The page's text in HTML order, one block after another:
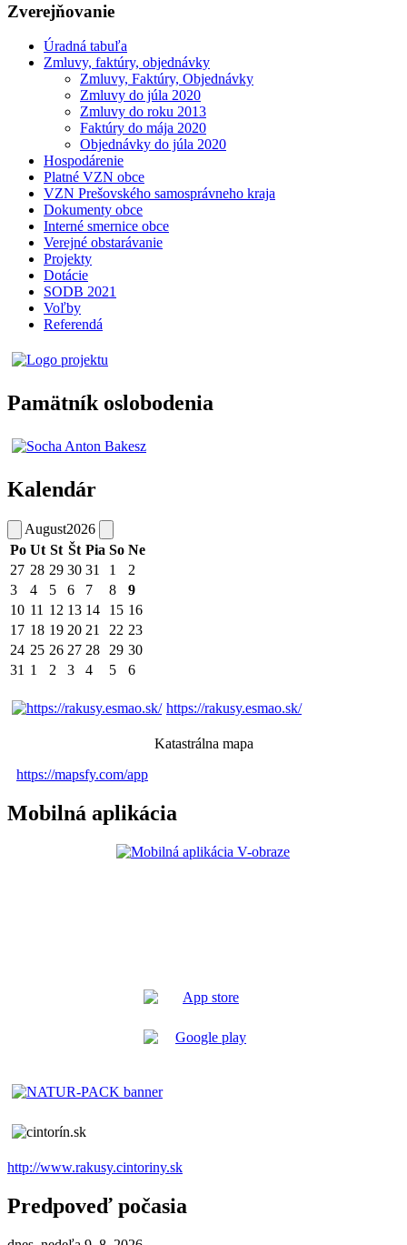
Zverejňovanie
Úradná tabuľa
Zmluvy, faktúry, objednávky
Zmluvy, Faktúry, Objednávky
Zmluvy do júla 2020
Zmluvy do roku 2013
Faktúry do mája 2020
Objednávky do júla 2020
Hospodárenie
Platné VZN obce
VZN Prešovského samosprávneho kraja
Dokumenty obce
Interné smernice obce
Verejné obstarávanie
Projekty
Dotácie
SODB 2021
Voľby
Referendá
Pamätník oslobodenia
Kalendár
August2026
Po Ut St Št Pia So Ne
27 28 29 30 31 1
2
3
4 5 6 7 8
9
10 11 12 13 14 15 16
17 18 19 20 21 22 23
24 25 26 27 28 29 30
31 1 2 3 4 5 6
https://rakusy.esmao.sk/
Katastrálna mapa
https://mapsfy.com/app
Mobilná aplikácia
http://www.rakusy.cintoriny.sk
Predpoveď počasia